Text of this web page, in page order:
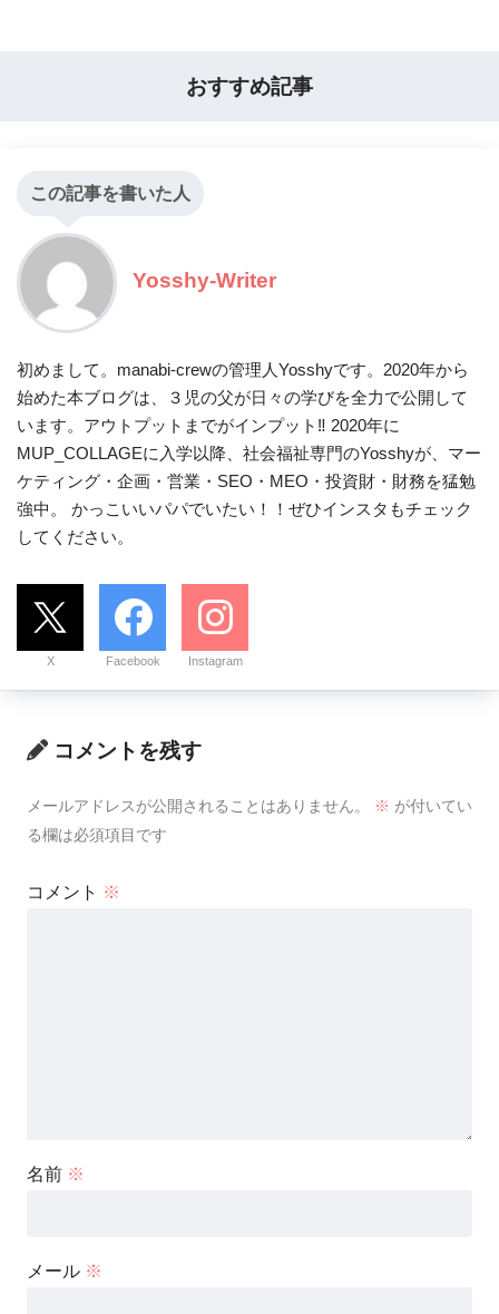
おすすめ記事
この記事を書いた人
Yosshy-Writer
初めまして。manabi-crewの管理人Yosshyです。2020年から
始めた本ブログは、３児の父が日々の学びを全力で公開して
います。アウトプットまでがインプット‼ 2020年に
MUP_COLLAGEに入学以降、社会福祉専門のYosshyが、マー
ケティング・企画・営業・SEO・MEO・投資財・財務を猛勉
強中。 かっこいいパパでいたい！！ぜひインスタもチェック
してください。
X Facebook Instagram
コメントを残す
メールアドレスが公開されることはありません。 ※ が付いてい
る欄は必須項目です
コメント ※
名前 ※
メール ※